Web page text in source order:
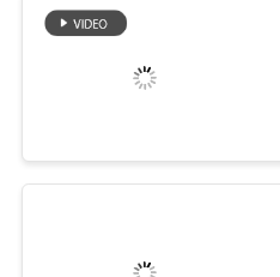
CONTACTEZ-
NOUVELLES